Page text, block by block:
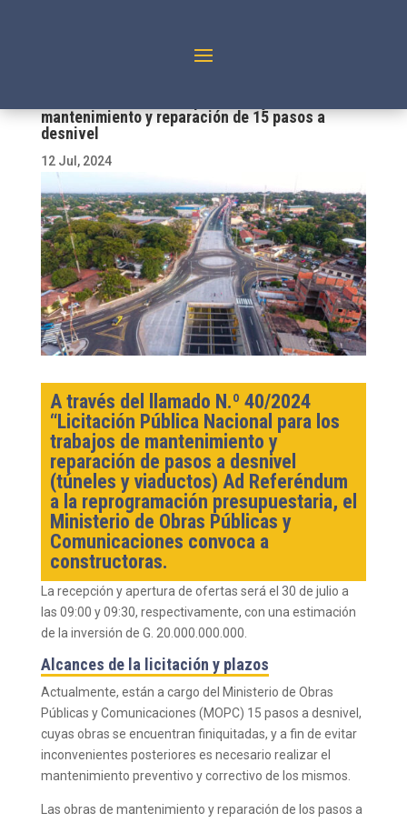
mantenimiento y reparación de 15 pasos a
desnivel
12 Jul, 2024
A través del llamado N.º 40/2024
“Licitación Pública Nacional para los
trabajos de mantenimiento y
reparación de pasos a desnivel
(túneles y viaductos) Ad Referéndum
a la reprogramación presupuestaria, el
Ministerio de Obras Públicas y
Comunicaciones convoca a
constructoras.
La recepción y apertura de ofertas será el 30 de julio a
las 09:00 y 09:30, respectivamente, con una estimación
de la inversión de G. 20.000.000.000.
Alcances de la licitación y plazos
Actualmente, están a cargo del Ministerio de Obras
Públicas y Comunicaciones (MOPC) 15 pasos a desnivel,
cuyas obras se encuentran finiquitadas, y a fin de evitar
inconvenientes posteriores es necesario realizar el
mantenimiento preventivo y correctivo de los mismos.
Las obras de mantenimiento y reparación de los pasos a